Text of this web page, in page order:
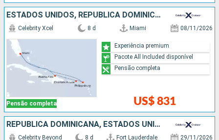
ESTADOS UNIDOS, REPUBLICA DOMINICANA
Pensão completa
Celebrity Xcel 8 d Miami 08/11/2026
US$ 831
Experiência premium
Pacote All Included disponível
Pensão completa
REPUBLICA DOMINICANA, ESTADOS UNIDOS
Celebrity Beyond 8 d Fort Lauderdale 29/11/2026